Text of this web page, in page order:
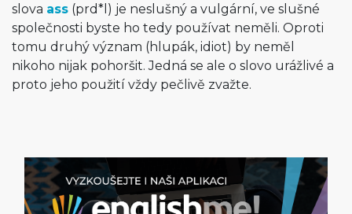
slova ass (prd*l) je neslušný a vulgární, ve slušné
společnosti byste ho tedy používat neměli. Oproti
tomu druhý význam (hlupák, idiot) by neměl
nikoho nijak pohoršit. Jedná se ale o slovo urážlivé a
proto jeho použití vždy pečlivě zvažte.